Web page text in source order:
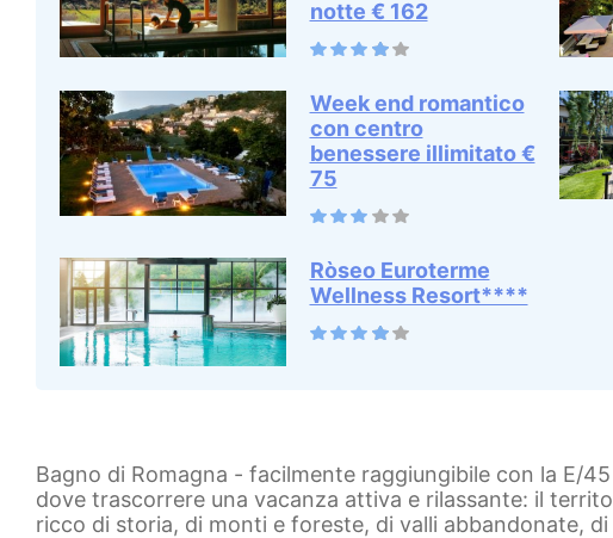
notte € 162
Week end romantico
con centro
benessere illimitato €
75
Ròseo Euroterme
Wellness Resort****
Bagno di Romagna - facilmente raggiungibile con la E/
dove trascorrere una vacanza attiva e rilassante: il
ricco di storia, di monti e foreste, di valli abbandonate, di